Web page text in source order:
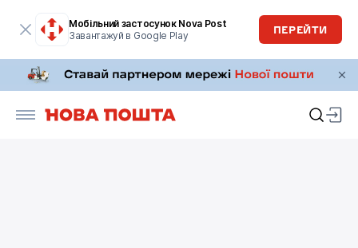
Мобільний застосунок Nova Post
Завантажуй в Google Play
ПЕРЕЙТИ